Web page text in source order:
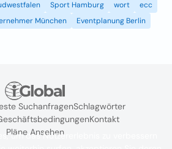
Sport Hamburg wort
ecc
München
Eventplanung Berlin
SuchanfragenSchlagwörter
Kontakt
Pläne Ansehen
um das Nutzererlebnis zu verbessern